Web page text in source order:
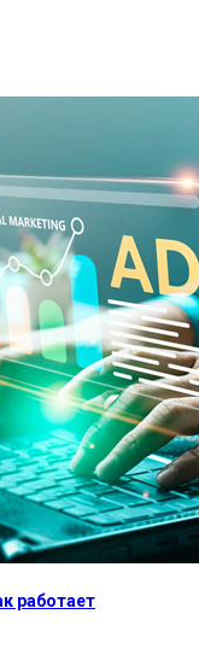
работает